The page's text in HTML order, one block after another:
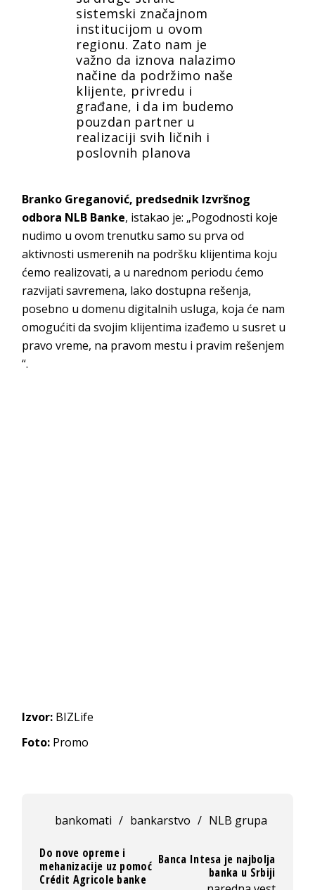
sistemski značajnom
institucijom u ovom
regionu. Zato nam je
važno da iznova nalazimo
načine da podržimo naše
klijente, privredu i
građane, i da im budemo
pouzdan partner u
realizaciji svih ličnih i
poslovnih planova
Branko Greganović, predsednik Izvršnog
odbora NLB Banke, istakao je: „Pogodnosti koje
nudimo u ovom trenutku samo su prva od
aktivnosti usmerenih na podršku klijentima koju
ćemo realizovati, a u narednom periodu ćemo
razvijati savremena, lako dostupna rešenja,
posebno u domenu digitalnih usluga, koja će nam
omogućiti da svojim klijentima izađemo u susret u
pravo vreme, na pravom mestu i pravim rešenjem
“.
Izvor: BIZLife
Foto: Promo
bankomati / bankarstvo / NLB grupa
Do nove opreme i
mehanizacije uz pomoć
Crédit Agricole banke
Banca Intesa je najbolja
banka u Srbiji